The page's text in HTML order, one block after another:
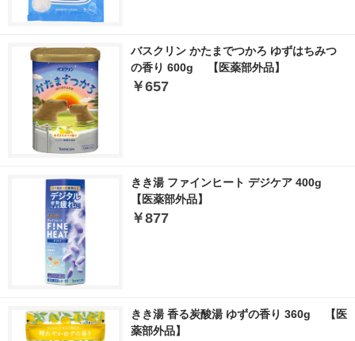
バスクリン かたまでつかろ ゆずはちみつ
の香り 600g 【医薬部外品】
￥657
きき湯 ファインヒート デジケア 400g
【医薬部外品】
￥877
きき湯 香る炭酸湯 ゆずの香り 360g 【医
薬部外品】